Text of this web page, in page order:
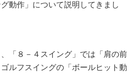
動作」について説明してきまし
「８－４スイング」では「肩の前
ルフスイングの「ボールヒット動